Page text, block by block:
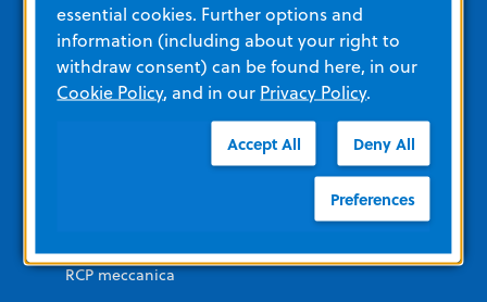
RCP meccanica
Terapia IPR
Monitor e defibrillatori
RCP meccanica
essential cookies. Further options and
information (including about your right to
withdraw consent) can be found here, in our
Cookie Policy, and in our Privacy Policy.
Accept All Deny All
Preferences